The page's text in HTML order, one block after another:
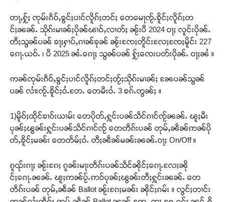
တႃႇႁႂ်ႈ ၸုမ်းၵဵဝ်ႇၶွင်ႈပၢင်လိူၵ်ႈတင်ႈ တေမေႃၸႂ်ႉၶိူင်ႈလိူၵ်ႈတ
င်ႈၼၼ်ႉ သိုၵ်းမၢၼ်ႈပိုၼ်ၽၢဝ်ႇလၢတ်ႈ ၼႂ်းပီ 2024 ဝႃႈ လူင်းပိုၼ်ႉ
တီႈသွၼ်ပၼ် ၶႃႈႁၢပ်ႇၵၢၼ်ၶုၼ် ၼႂ်းၸႄႈတိူင်းလႄႈၸႄႈမိူင်း 227
ၵေႃႉယဝ်ႉ ၊ ပီ 2025 ၼႆႉၵေႃႈ သွၼ်ပၼ် ႁႂ်ႈၸေးပတ်းပိုၼ်ႉ ဝႃႈၼႆ ။
ဢၼ်ၸုမ်းၵဵဝ်ႇၶွင်ႈပၢင်လိူၵ်ႈတင်ႈတႂ်ႈသိုၵ်းမၢၼ်ႈ ၼႄပၼ်သွၼ်
ပၼ် လၢႆးၸႂ်ႉၶိူင်ႈဝႆႉတႄႉ တေမီးဝႆႉ 3 ၶၵ်ႉတွၼ်ႈ ။
1)မိူဝ်ႈထိုင်ၶၢဝ်းယၢမ်း တေပိုတ်ႇႁူင်းပၼ်သဵင်ၵၢင်ၸႂ်ၼၼ်ႉ ၽူႈမီး
ပုၼ်ႈၽွၼ်းႁူင်းပၼ်သဵင်ၵၢင်ၸႂ် တေတဵၵ်းပၼ် တုမ်ႇၼဵၼ်ဢၼ်ပို
တ်ႇၶိူင်ႈမၼ်း တေတႅမ်ႈဝႆႉ တီႈၼဵၼ်မၼ်းၼၼ်ႉဝႃႈ On/Off ။
ၵူၺ်းၵႃႈ ၼႂ်းၵႄႈ ၵူၼ်းမႃးတဵၵ်းပၼ်သဵင်ၼိုင်ႈၵေႃႉလႄႈၼို
င်ႈၵေႃႉၼၼ်ႉ ၽူႈဢၼ်ပႂ်ႉဢဝ်ပုၼ်ႈၽွၼ်းတီႈႁူင်းၼၼ်ႉ တေ
တဵၵ်းပၼ် တုမ်ႇၼဵၼ် Ballot ၼႂ်းၵႄႈမၼ်း ၼိုင်ႈၵမ်း ။ လွင်ႈတၢင်း